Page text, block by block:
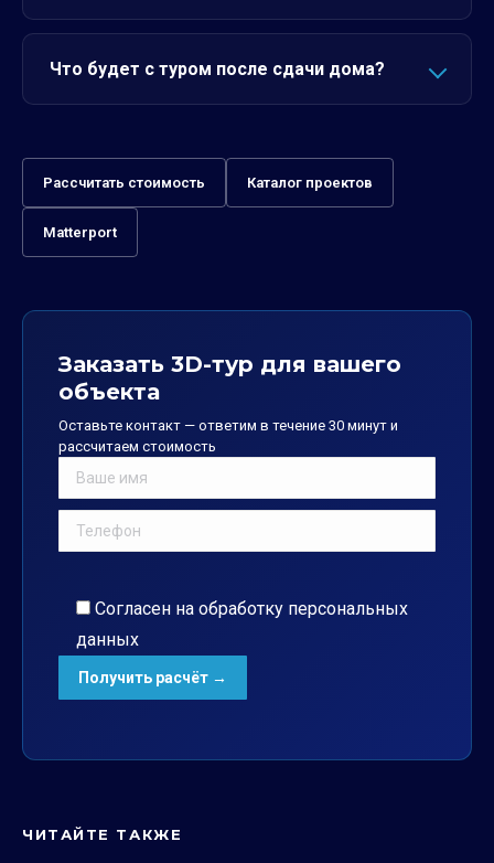
Что будет с туром после сдачи дома?
Рассчитать стоимость Каталог проектов
Matterport
Заказать 3D-тур для вашего
объекта
Оставьте контакт — ответим в течение 30 минут и
рассчитаем стоимость
Согласен на обработку персональных
данных
ЧИТАЙТЕ ТАКЖЕ